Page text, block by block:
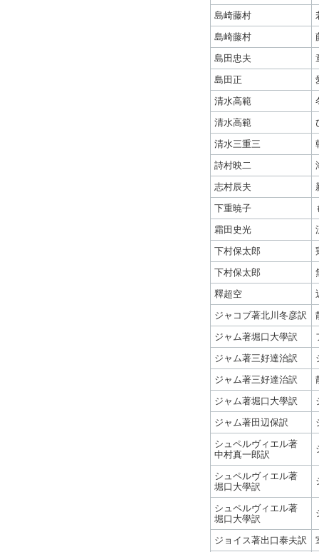
島崎藤村
島崎藤村
島田忠夫
島田正
清水高範
清水高範
清水三重三
詩村映二
志村辰夫
下重暁子
霜田史光
下村保太郎
下村保太郎
釋超空
ジャコブ著北川冬彦訳
ジャム著堀口大學訳
ジャム著三好達治訳
ジャム著三好達治訳
ジャム著堀口大學訳
ジャム著田辺保訳
シュペルヴィエル著
中村真一郎訳
シュペルヴィエル著
堀口大學訳
シュペルヴィエル著
堀口大學訳
ジョイス著出口泰夫訳